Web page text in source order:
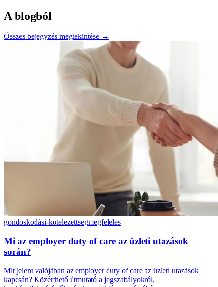
A blogból
Összes bejegyzés megtekintése →
gondoskodási-kotelezettsegmegfeleles
Mi az employer duty of care az üzleti utazások
során?
Mit jelent valójában az employer duty of care az üzleti utazások
kapcsán? Közérthető útmutató a jogszabályokról,